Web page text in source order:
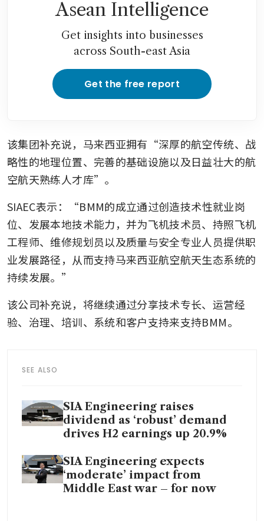
Asean Intelligence
Get insights into businesses
across South-east Asia
Get the free report
该集团补充说，马来西亚拥有“深厚的航空传统、战
略性的地理位置、完善的基础设施以及日益壮大的航
空航天熟练人才库”。
SIAEC表示：“BMM的成立通过创造技术性就业岗
位、发展本地技术能力，并为飞机技术员、持照飞机
工程师、维修规划员以及质量与安全专业人员提供职
业发展路径，从而支持马来西亚航空航天生态系统的
持续发展。”
该公司补充说，将继续通过分享技术专长、运营经
验、治理、培训、系统和客户支持来支持BMM。
SEE ALSO
SIA Engineering raises
dividend as ‘robust’ demand
drives H2 earnings up 20.9%
SIA Engineering expects
‘moderate’ impact from
Middle East war – for now